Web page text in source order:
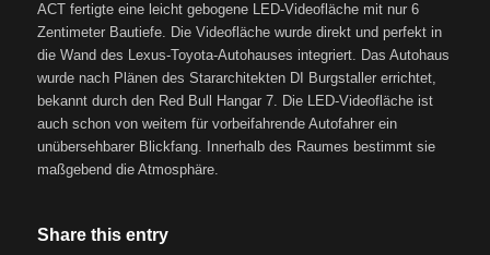
ACT fertigte eine leicht gebogene LED-Videofläche mit nur 6
Zentimeter Bautiefe. Die Videofläche wurde direkt und perfekt in
die Wand des Lexus-Toyota-Autohauses integriert. Das Autohaus
wurde nach Plänen des Stararchitekten DI Burgstaller errichtet,
bekannt durch den Red Bull Hangar 7. Die LED-Videofläche ist
auch schon von weitem für vorbeifahrende Autofahrer ein
unübersehbarer Blickfang. Innerhalb des Raumes bestimmt sie
maßgebend die Atmosphäre.
Share this entry